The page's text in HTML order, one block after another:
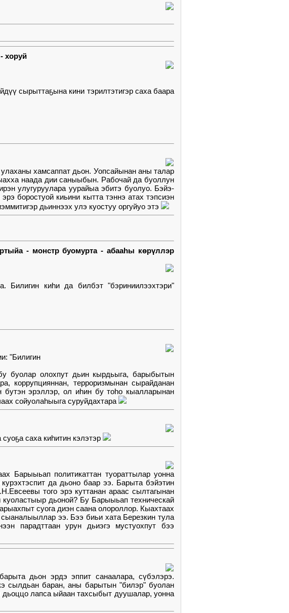
хоруй
сырыттаҕына кини тэрилтэтигэр саха баара
хамсаппат дьон. Уопсайынан аны талар
наада дии саныыбын. Рабочай да буоллун
улугуруулара уурайыа эбитэ буолуо. Бэйэ-
боростуой киьини кытта тэннэ атах тэпсиэн
дьиннээх улэ куостуу оргуйуо этэ
- монстр буомурта - абааһы көрүллэр
Билигин киһи да билбэт "бэриниилээхтэри"
"Билигин
буолар олохпут дьин кырдьыга, барыбытын
коррупцияннан, терроризмынан сырайданан
эрэллэр, ол иhин бу тоhо кыалларынан
сойуолаhыыга суруйдахтара
саха киһитин кэлэтэр
Барыыьап политикаттан туораттылар уонна
да дьоно баар ээ. Барыта бэйэтин
того эрэ куттанан араас сылтагынан
дьоной? Бу Барыыьап техническай
суога диэн саана олороллор. Кыахтаах
ээ. Бээ биьи хата Березкин тула
парадттаан урун дьиэгэ мустуохпут бээ
дьон эрдэ эппит санаалара, сүбэлэрэ.
сылдьан баран, аны барытын "билэр" буолан
лапса ыйаан тахсыбыт дуушалар, уонна